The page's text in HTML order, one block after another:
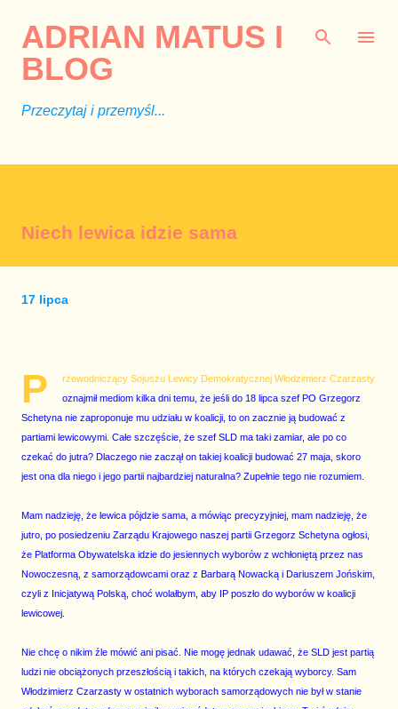
ADRIAN MATUS I
BLOG
Przeczytaj i przemyśl...
Niech lewica idzie sama
17 lipca
P
rzewodniczący Sojuszu Lewicy Demokratycznej Włodzimierz Czarzasty
oznajmił mediom kilka dni temu, że jeśli do 18 lipca szef PO Grzegorz
Schetyna nie zaproponuje mu udziału w koalicji, to on zacznie ją budować z
partiami lewicowymi. Całe szczęście, że szef SLD ma taki zamiar, ale po co
czekać do jutra? Dlaczego nie zaczął on takiej koalicji budować 27 maja, skoro
jest ona dla niego i jego partii najbardziej naturalna? Zupełnie tego nie rozumiem.
Mam nadzieję, że lewica pójdzie sama, a mówiąc precyzyjniej, mam nadzieję, że
jutro, po posiedzeniu Zarządu Krajowego naszej partii Grzegorz Schetyna ogłosi,
że Platforma Obywatelska idzie do jesiennych wyborów z wchłoniętą przez nas
Nowoczesną, z samorządowcami oraz z Barbarą Nowacką i Dariuszem Jońskim,
czyli z Inicjatywą Polską, choć wolałbym, aby IP poszło do wyborów w koalicji
lewicowej.
Nie chcę o nikim źle mówić ani pisać. Nie mogę jednak udawać, że SLD jest partią
ludzi nie obciążonych przeszłością i takich, na których czekają wyborcy. Sam
Włodzimierz Czarzasty w ostatnich wyborach samorządowych nie był w stanie